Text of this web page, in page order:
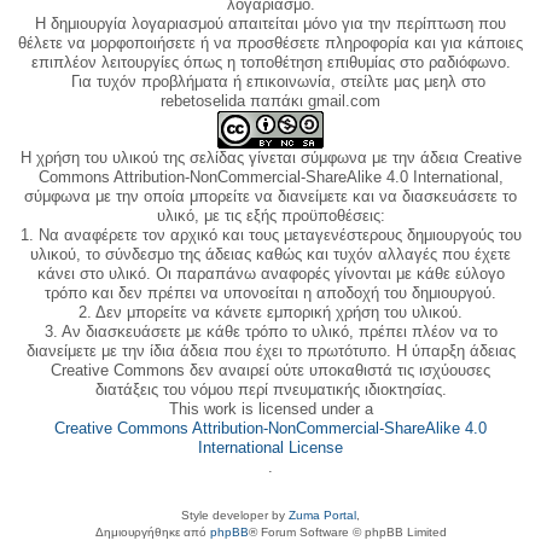
λογαριασμό.
Η δημιουργία λογαριασμού απαιτείται μόνο για την περίπτωση που
θέλετε να μορφοποιήσετε ή να προσθέσετε πληροφορία και για κάποιες
επιπλέον λειτουργίες όπως η τοποθέτηση επιθυμίας στο ραδιόφωνο.
Για τυχόν προβλήματα ή επικοινωνία, στείλτε μας μεηλ στο
rebetoselida παπάκι gmail.com
Η χρήση του υλικού της σελίδας γίνεται σύμφωνα με την άδεια Creative
Commons Attribution-NonCommercial-ShareAlike 4.0 International,
σύμφωνα με την οποία μπορείτε να διανείμετε και να διασκευάσετε το
υλικό, με τις εξής προϋποθέσεις:
1. Να αναφέρετε τον αρχικό και τους μεταγενέστερους δημιουργούς του
υλικού, το σύνδεσμο της άδειας καθώς και τυχόν αλλαγές που έχετε
κάνει στο υλικό. Οι παραπάνω αναφορές γίνονται με κάθε εύλογο
τρόπο και δεν πρέπει να υπονοείται η αποδοχή του δημιουργού.
2. Δεν μπορείτε να κάνετε εμπορική χρήση του υλικού.
3. Αν διασκευάσετε με κάθε τρόπο το υλικό, πρέπει πλέον να το
διανείμετε με την ίδια άδεια που έχει το πρωτότυπο. Η ύπαρξη άδειας
Creative Commons δεν αναιρεί ούτε υποκαθιστά τις ισχύουσες
διατάξεις του νόμου περί πνευματικής ιδιοκτησίας.
This work is licensed under a
Creative Commons Attribution-NonCommercial-ShareAlike 4.0
International License
Style developer by Zuma Portal ,
Δημιουργήθηκε από phpBB® Forum Software © phpBB Limited